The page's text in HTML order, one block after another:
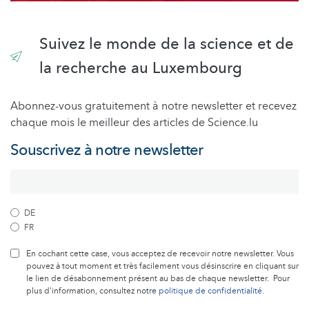
Suivez le monde de la science et de
la recherche au Luxembourg
Abonnez-vous gratuitement à notre newsletter et recevez
chaque mois le meilleur des articles de Science.lu
Souscrivez à notre newsletter
DE
FR
En cochant cette case, vous acceptez de recevoir notre newsletter. Vous
pouvez à tout moment et très facilement vous désinscrire en cliquant sur
le lien de désabonnement présent au bas de chaque newsletter. Pour
plus d’information, consultez notre politique de confidentialité.